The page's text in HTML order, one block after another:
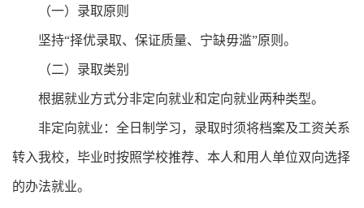
（一）录取原则
坚持“择优录取、保证质量、宁缺毋滥”原则。
（二）录取类别
根据就业方式分非定向就业和定向就业两种类型。
非定向就业：全日制学习，录取时须将档案及工资关系
转入我校，毕业时按照学校推荐、本人和用人单位双向选择
的办法就业。